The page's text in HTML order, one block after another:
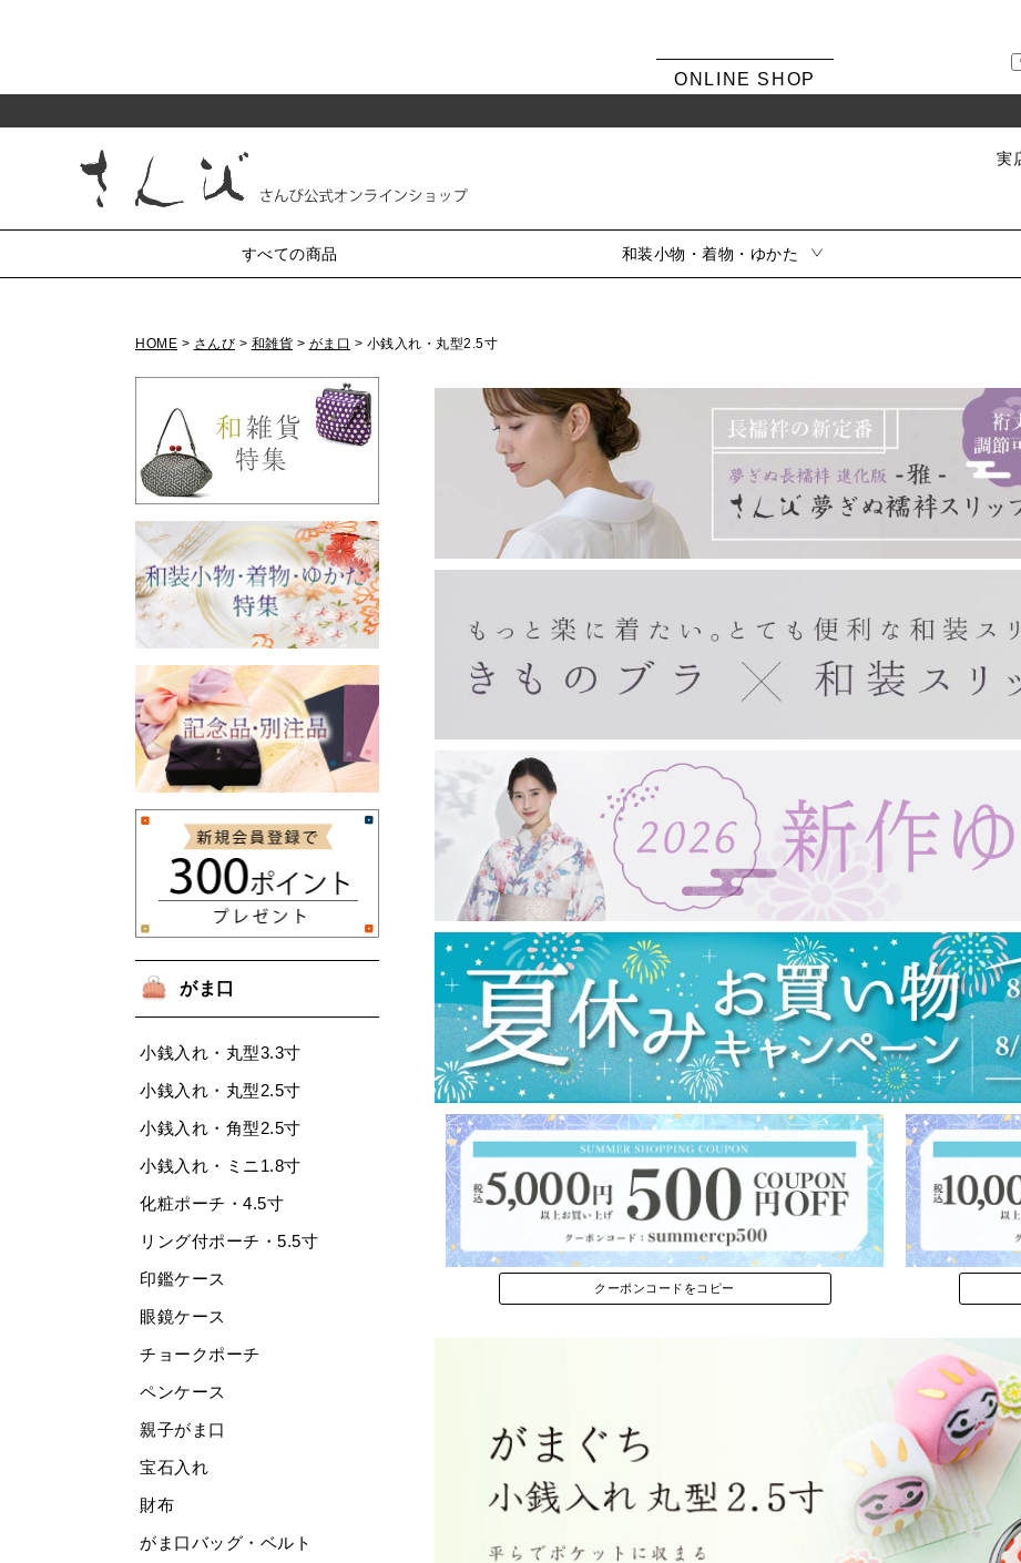
ONLINE SHOP
実
すべての商品 和装小物・着物・ゆかた
半衿 帯〆 帯揚
帯留・三分紐・末広
かんざし・髪飾り・櫛
草履・バッグ
振袖 留袖 訪問着・色無地
小紋・紬
夏用
長襦袢・き楽っく
夢ぎぬ長襦袢
夢ぎぬ襦袢スリップ
きもの・ゆかた・帯
東レシルック(袷)
東レシルック(単衣)
東レシルック(美來)
東レシルック(夏)
東レシルック(訪問着)
デニムきもの
袴
その他
収納・リビング
ホームウエア
男物
小銭入れ・丸型3.3寸
小銭入れ・丸型2.5寸
小銭入れ・角型2.5寸
化粧ポーチ・4.5寸
ペンケース
親子がま口 宝石入れ
がま口バッグ・ベルト
フクレ織のがま口
リバティ柄のがま口
素材から選ぶ
サイズから選ぶ
シリーズから選ぶ
風呂敷雑貨 ふくさ
浅草文庫
長財布
二つ折り財布
名刺入れ・カードケース
扇子・手拭い・ガーゼ
紙扇子 布扇子 婦人用扇子
紳士用扇子
宇野千代
浮世絵
タペストリー棒
ガーゼ製品
雑貨
お土産
HOME さんび 和雑貨 がま口 小銭入れ・丸型2.5寸
がま口
小銭入れ・丸型3.3寸
小銭入れ・丸型2.5寸
小銭入れ・角型2.5寸
小銭入れ・ミニ1.8寸
化粧ポーチ・4.5寸
リング付ポーチ・5.5寸
印鑑ケース
眼鏡ケース
チョークポーチ
ペンケース
親子がま口
宝石入れ
財布
がま口バッグ・ベルト
クーポンコードをコピー